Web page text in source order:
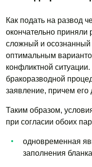
Как подать на развод
окончательно приняли
сложный и
оптимальным
конфликтной
бракоразводной
заявление, причем
Таким образом,
при согласии обоих
одновременная
заполнения